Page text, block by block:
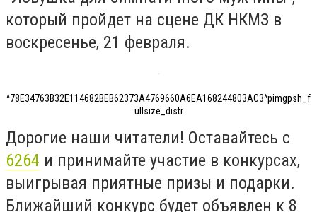
который пройдет на сцене ДК НКМЗ в
воскресенье, 21 февраля.
^78E34763B32E114682BEB62373A4769660A6EA168244803AC3^pimgpsh_f
ullsize_distr
Дорогие наши читатели! Оставайтесь с
6264 и принимайте участие в конкурсах,
выигрывая приятные призы и подарки.
Ближайший конкурс будет объявлен к 8